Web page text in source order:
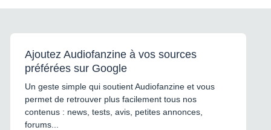
Ajoutez Audiofanzine à vos sources
préférées sur Google
Un geste simple qui soutient Audiofanzine et vous
permet de retrouver plus facilement tous nos
contenus : news, tests, avis, petites annonces,
forums...